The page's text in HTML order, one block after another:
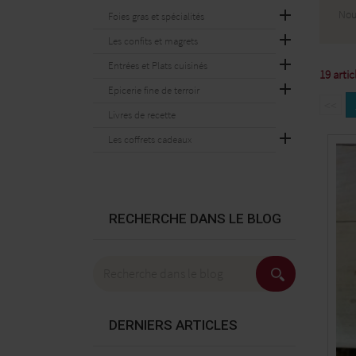
Foies gras et spécialités

Les confits et magrets 
Entrées et Plats cuisinés 
Epicerie fine de terroir 
Livres de recette
Les coffrets cadeaux

RECHERCHE DANS LE BLOG
DERNIERS ARTICLES
19